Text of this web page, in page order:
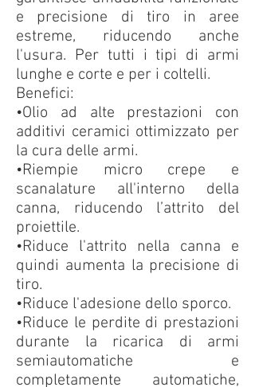
e precisione di tiro in aree
estreme, riducendo anche
l'usura. Per tutti i tipi di armi
lunghe e corte e per i coltelli.
Benefici:
•Olio ad alte prestazioni con
additivi ceramici ottimizzato per
la cura delle armi.
•Riempie micro crepe e
scanalature all'interno della
canna, riducendo l’attrito del
proiettile.
•Riduce l'attrito nella canna e
quindi aumenta la precisione di
tiro.
•Riduce l'adesione dello sporco.
•Riduce le perdite di prestazioni
durante la ricarica di armi
semiautomatiche e
completamente automatiche,